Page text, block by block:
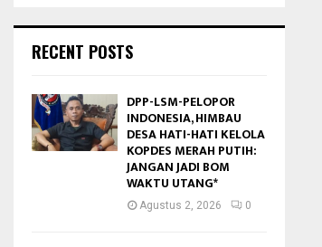
RECENT POSTS
DPP-LSM-PELOPOR
INDONESIA, HIMBAU
DESA HATI-HATI KELOLA
KOPDES MERAH PUTIH:
JANGAN JADI BOM
WAKTU UTANG*
Agustus 2, 2026 0